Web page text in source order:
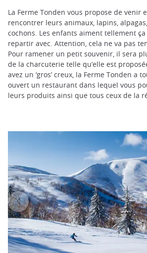
La Ferme Tonden vous propose de venir
rencontrer leurs animaux, lapins,
cochons. Les enfants aiment tellement ça
repartir avec. Attention, cela ne va pas
Pour ramener un petit souvenir, il sera
de la charcuterie telle qu’elle est
avez un ‘gros’ creux, la Ferme Tonden a
ouvert un restaurant dans lequel vous
leurs produits ainsi que tous ceux de la